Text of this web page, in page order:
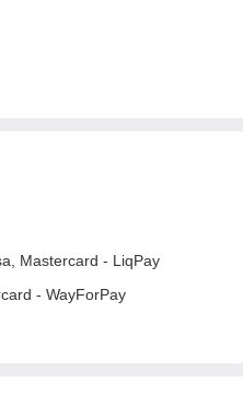
Mastercard - LiqPay
- WayForPay